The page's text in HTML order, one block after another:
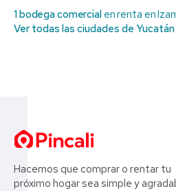
1 bodega comercialen renta en
Ver todas las ciudades de
Hacemos que comprar o rentar tu
próximo hogar sea simple y